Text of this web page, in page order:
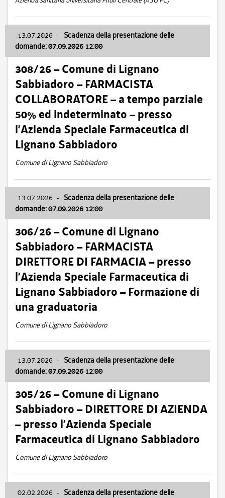
13.07.2026 - Scadenza della presentazione delle
domande: 07.09.2026 12:00
308/26 – Comune di Lignano
Sabbiadoro – FARMACISTA
COLLABORATORE – a tempo parziale
50% ed indeterminato – presso
l’Azienda Speciale Farmaceutica di
Lignano Sabbiadoro
Comune di Lignano Sabbiadoro
13.07.2026 - Scadenza della presentazione delle
domande: 07.09.2026 12:00
306/26 – Comune di Lignano
Sabbiadoro – FARMACISTA
DIRETTORE DI FARMACIA – presso
l’Azienda Speciale Farmaceutica di
Lignano Sabbiadoro – Formazione di
una graduatoria
Comune di Lignano Sabbiadoro
13.07.2026 - Scadenza della presentazione delle
domande: 07.09.2026 12:00
305/26 – Comune di Lignano
Sabbiadoro – DIRETTORE DI AZIENDA
– presso l’Azienda Speciale
Farmaceutica di Lignano Sabbiadoro
Comune di Lignano Sabbiadoro
02.02.2026 - Scadenza della presentazione delle